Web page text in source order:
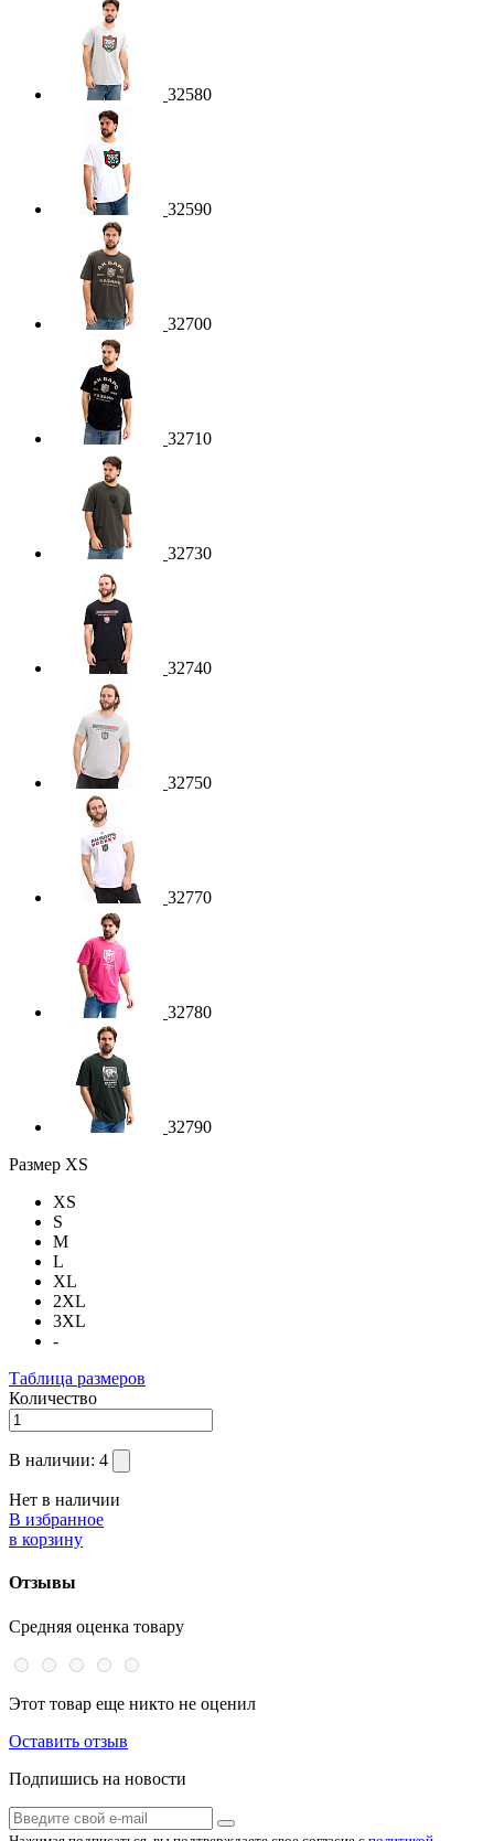
32580
32590
32700
32710
32730
32740
32750
32770
32780
32790
Размер XS
XS
S
M
L
XL
2XL
3XL
-
Таблица размеров
Количество
В наличии: 4
Нет в наличии
В избранное
в корзину
Отзывы
Средняя оценка товару
Этот товар еще никто не оценил
Оставить отзыв
Подпишись на новости